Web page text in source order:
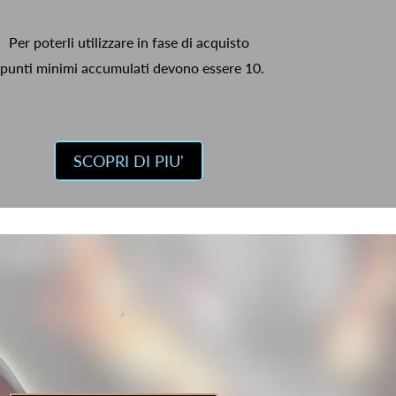
Per poterli utilizzare in fase di acquisto
minimi accumulati devono essere 10.
SCOPRI DI PIU'